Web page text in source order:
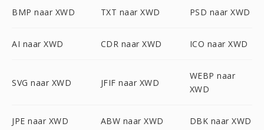
BMP naar XWD TXT naar XWD PSD naar XWD
AI naar XWD CDR naar XWD ICO naar XWD
SVG naar XWD JFIF naar XWD
WEBP naar
XWD
JPE naar XWD ABW naar XWD DBK naar XWD